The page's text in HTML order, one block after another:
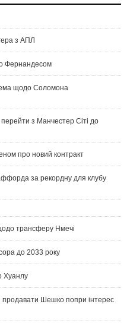
з АПЛ
Фернандесом
щодо Соломона
з Манчестер Сіті до
про новий контракт
за рекордну для клубу
трансферу Нмечі
до 2033 року
Хуанлу
Шешко попри інтерес